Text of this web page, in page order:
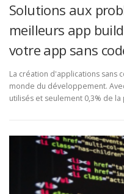
Solutions aux
meilleurs app
votre app sans
La création d'applications sans
monde du développement.
utilisés et seulement 0,3% de